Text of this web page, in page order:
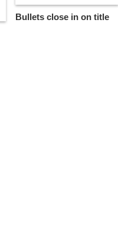
Bullets close in on title